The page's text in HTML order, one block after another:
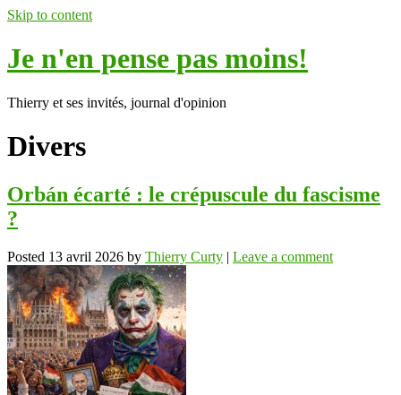
Skip to content
Je n'en pense pas moins!
Thierry et ses invités, journal d'opinion
Divers
Orbán écarté : le crépuscule du fascisme
?
Posted 13 avril 2026 by Thierry Curty | Leave a comment